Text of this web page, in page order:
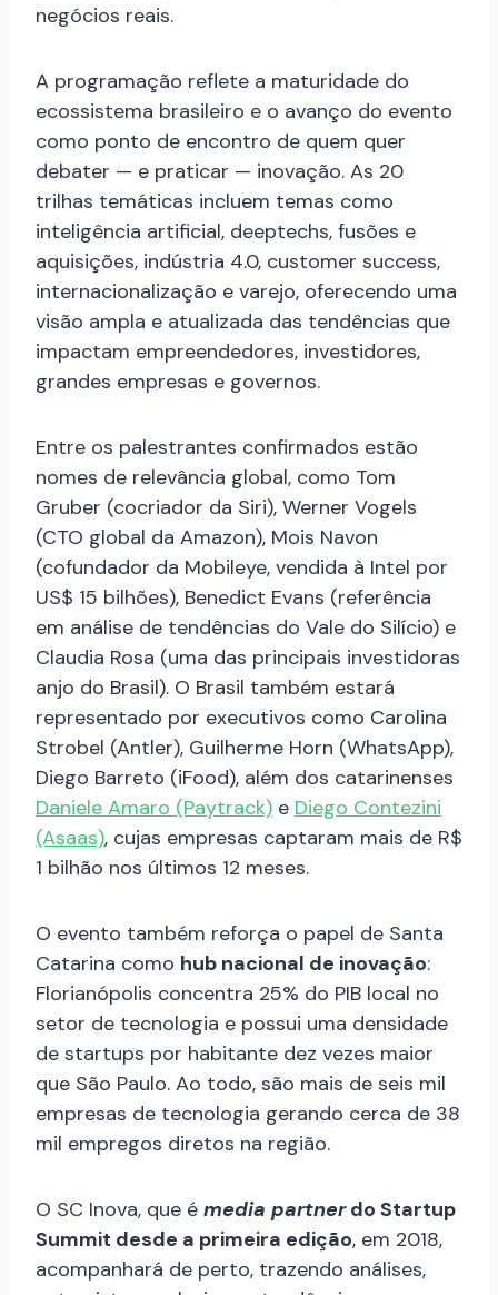
negócios reais.
A programação reflete a maturidade do
ecossistema brasileiro e o avanço do evento
como ponto de encontro de quem quer
debater — e praticar — inovação. As 20
trilhas temáticas incluem temas como
inteligência artificial, deeptechs, fusões e
aquisições, indústria 4.0, customer success,
internacionalização e varejo, oferecendo uma
visão ampla e atualizada das tendências que
impactam empreendedores, investidores,
grandes empresas e governos.
Entre os palestrantes confirmados estão
nomes de relevância global, como Tom
Gruber (cocriador da Siri), Werner Vogels
(CTO global da Amazon), Mois Navon
(cofundador da Mobileye, vendida à Intel por
US$ 15 bilhões), Benedict Evans (referência
em análise de tendências do Vale do Silício) e
Claudia Rosa (uma das principais investidoras
anjo do Brasil). O Brasil também estará
representado por executivos como Carolina
Strobel (Antler), Guilherme Horn (WhatsApp),
Diego Barreto (iFood), além dos catarinenses
Daniele Amaro (Paytrack) e Diego Contezini
(Asaas), cujas empresas captaram mais de R$
1 bilhão nos últimos 12 meses.
O evento também reforça o papel de Santa
Catarina como hub nacional de inovação:
Florianópolis concentra 25% do PIB local no
setor de tecnologia e possui uma densidade
de startups por habitante dez vezes maior
que São Paulo. Ao todo, são mais de seis mil
empresas de tecnologia gerando cerca de 38
mil empregos diretos na região.
O SC Inova, que é media partnerdo Startup
Summit desde a primeira edição, em 2018,
acompanhará de perto, trazendo análises,